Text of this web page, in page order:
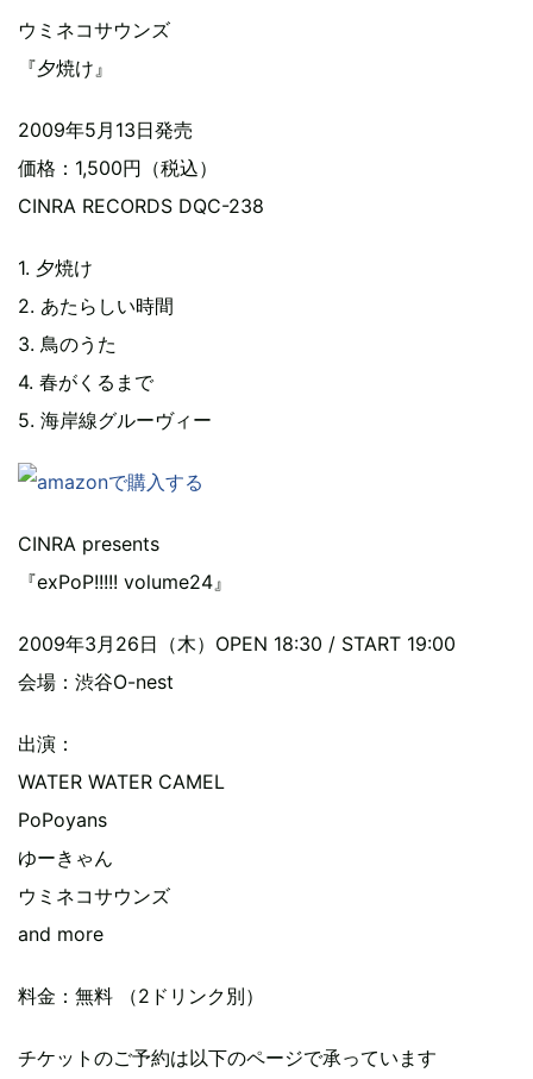
ウミネコサウンズ
『夕焼け』
2009年5月13日発売
価格：1,500円（税込）
CINRA RECORDS DQC-238
1. 夕焼け
2. あたらしい時間
3. 鳥のうた
4. 春がくるまで
5. 海岸線グルーヴィー
CINRA presents
『exPoP!!!!! volume24』
2009年3月26日（木）OPEN 18:30 / START 19:00
会場：渋谷O-nest
出演：
WATER WATER CAMEL
PoPoyans
ゆーきゃん
ウミネコサウンズ
and more
料金：無料 （2ドリンク別）
チケットのご予約は以下のページで承っています